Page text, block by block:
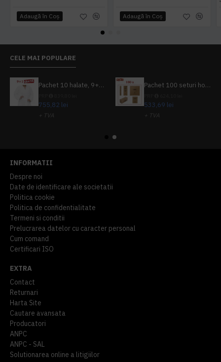
Adaugă în Coş Adaugă în Coş
CELE MAI POPULARE
Pachet 10 halate, 9+1 gratuit
755,82 lei
+ TVA
Pachet 100 seturi hoteliere, set dentar, set barbierit, casca de dus, pila unghii, set cusut
533,69 lei
+ TVA
INFORMATII
Despre noi
Date de identificare ale societatii
Politica cookie
Politica de confidentialitate
Termeni si conditii
Prelucrarea datelor cu caracter personal
Cum comand
Certificari ISO
EXTRA
Contact
Returnari
Harta Site
Cautare avansata
Producatori
ANPC
ANPC - SAL
Solutionarea online a litigiilor